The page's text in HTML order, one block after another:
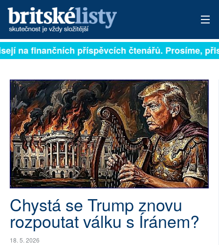
PŘIHLÁSIT
ARCHIV
ROZHOVORY
TÉMATA
NEJČTENĚJŠÍ ZA 7 DNÍ
AUTOŘI
PŘÍSPĚVKY NA PROVOZ
SOCIÁLNÍ SÍTĚ
na finančních příspěvcích čtenářů. Prosíme,
Chystá se Trump znovu
rozpoutat válku s Íránem?
18. 5. 2026